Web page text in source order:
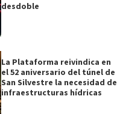
desdoble
La Plataforma reivindica en
el 52 aniversario del túnel de
San Silvestre la necesidad de
infraestructuras hídricas